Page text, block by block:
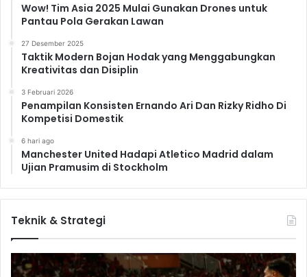
Wow! Tim Asia 2025 Mulai Gunakan Drones untuk
Pantau Pola Gerakan Lawan
27 Desember 2025
Taktik Modern Bojan Hodak yang Menggabungkan
Kreativitas dan Disiplin
3 Februari 2026
Penampilan Konsisten Ernando Ari Dan Rizky Ridho Di
Kompetisi Domestik
6 hari ago
Manchester United Hadapi Atletico Madrid dalam
Ujian Pramusim di Stockholm
Teknik & Strategi